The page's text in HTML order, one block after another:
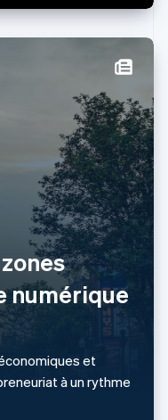
numérique
et
à un rythme